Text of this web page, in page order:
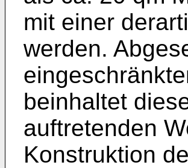
mit einer
werden.
beinhaltet
auftretenden
Konstruktion